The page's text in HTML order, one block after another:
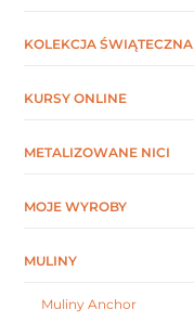
KOLEKCJA ŚWIĄTECZNA
KURSY ONLINE
METALIZOWANE NICI
MOJE WYROBY
MULINY
Muliny Anchor